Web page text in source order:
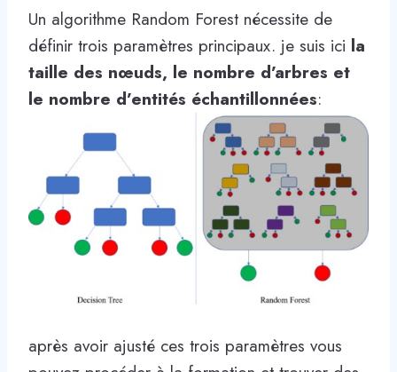
Un algorithme Random Forest nécessite de
définir trois paramètres principaux. je suis ici la
taille des nœuds, le nombre d’arbres et
le nombre d’entités échantillonnées:
après avoir ajusté ces trois paramètres vous